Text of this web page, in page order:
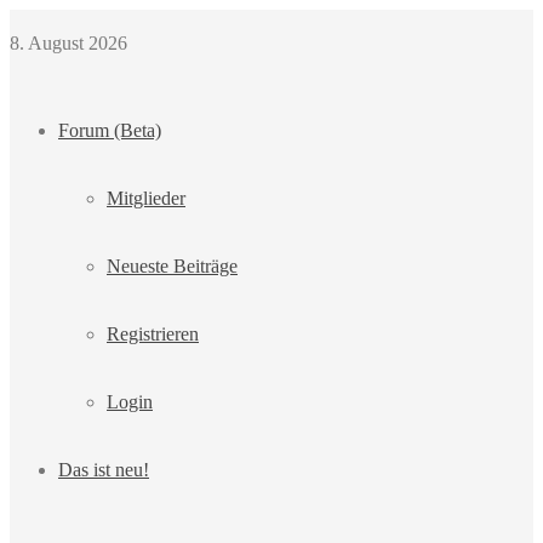
8. August 2026
Forum (Beta)
Mitglieder
Neueste Beiträge
Registrieren
Login
Das ist neu!